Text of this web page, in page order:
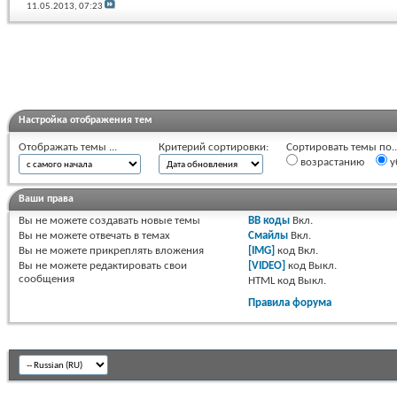
11.05.2013,07:23
Настройка отображения тем
Отображать темы ... Критерий сортировки:
Сортировать темы
возрастанию
Ваши права
Вы не можете создавать новые темы
Вы не можете отвечать в темах
Вы не можете прикреплять вложения
Вы не можете редактировать свои
сообщения
BB коды Вкл.
Смайлы Вкл.
[IMG] код Вкл.
[VIDEO] код Выкл.
HTML код Выкл.
Правила форума